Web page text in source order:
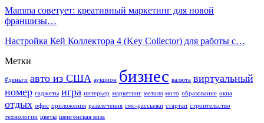
Mamma советует: креативный маркетинг для новой
франшизы…
Настройка Кей Коллектора 4 (Key Collector) для работы с…
Метки
#деньги авто из США аукцион бизнес валюта виртуальный
номер гаджеты игра интерьер маркетинг металл мото образование окна
отдых офис приложения развлечения смс-рассылки стартап строительство
технологии цветы шенгенская виза